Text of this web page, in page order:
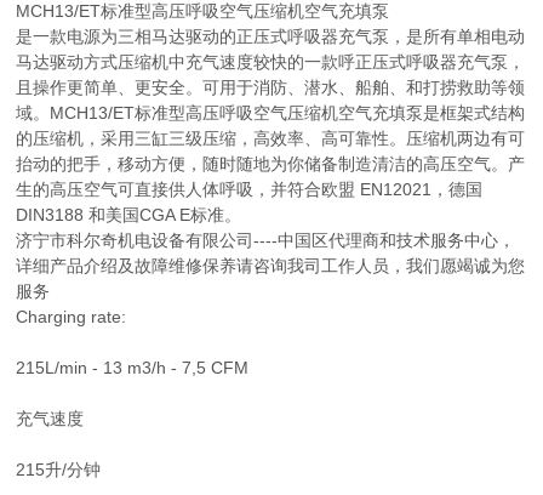
MCH13/ET标准型高压呼吸空气压缩机空气充填泵
是一款电源为三相马达驱动的正压式呼吸器充气泵，是所有单相电动
马达驱动方式压缩机中充气速度较快的一款呼正压式呼吸器充气泵，
且操作更简单、更安全。可用于消防、潜水、船舶、和打捞救助等领
域。MCH13/ET标准型高压呼吸空气压缩机空气充填泵是框架式结构
的压缩机，采用三缸三级压缩，高效率、高可靠性。压缩机两边有可
抬动的把手，移动方便，随时随地为你储备制造清洁的高压空气。产
生的高压空气可直接供人体呼吸，并符合欧盟 EN12021，德国
DIN3188 和美国CGA E标准。
济宁市科尔奇机电设备有限公司----中国区代理商和技术服务中心，
详细产品介绍及故障维修保养请咨询我司工作人员，我们愿竭诚为您
服务
Charging rate:
215L/min - 13 m3/h - 7,5 CFM
充气速度
215升/分钟